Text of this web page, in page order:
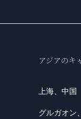
アジアのキ
上海、中国
グルガオン